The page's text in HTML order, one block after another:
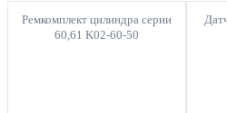
Ремкомплект цилиндра серии
60,61 K02-60-50